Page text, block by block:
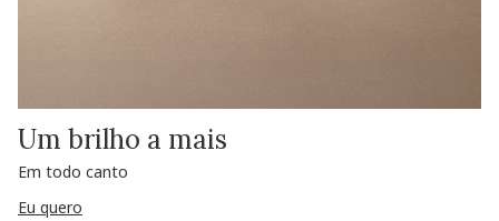
Um brilho a mais
Em todo canto
Eu quero